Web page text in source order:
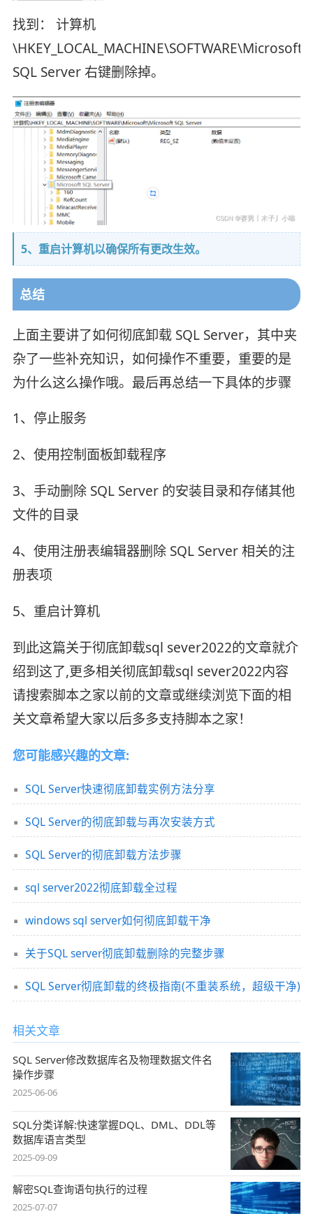
找到： 计算机
SQL Server 右键删除掉。
5、重启计算机以确保所有更改生效。
总结
上面主要讲了如何彻底卸载 SQL Server，其中夹
杂了一些补充知识，如何操作不重要，重要的是
为什么这么操作哦。最后再总结一下具体的步骤
1、停止服务
2、使用控制面板卸载程序
3、手动删除 SQL Server 的安装目录和存储其他
文件的目录
4、使用注册表编辑器删除 SQL Server 相关的注
册表项
5、重启计算机
到此这篇关于彻底卸载sql sever2022的文章就介
绍到这了,更多相关彻底卸载sql sever2022内容
请搜索脚本之家以前的文章或继续浏览下面的相
关文章希望大家以后多多支持脚本之家！
您可能感兴趣的文章:
SQL Server快速彻底卸载实例方法分享
SQL Server的彻底卸载与再次安装方式
SQL Server的彻底卸载方法步骤
sql server2022彻底卸载全过程
windows sql server如何彻底卸载干净
关于SQL server彻底卸载删除的完整步骤
SQL Server彻底卸载的终极指南(不重装系统，超级干净)
相关文章
SQL Server修改数据库名及物理数据文件名
操作步骤
2025-06-06
SQL分类详解:快速掌握DQL、DML、DDL等
数据库语言类型
2025-09-09
解密SQL查询语句执行的过程
2025-07-07